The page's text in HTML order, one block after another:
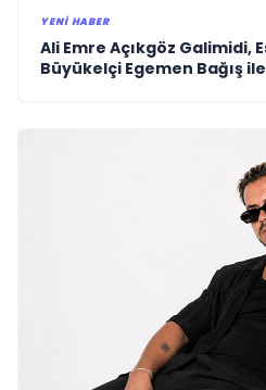
YENI HABER
Ali Emre Açıkgöz Galimidi,
Büyükelçi Egemen Bağış